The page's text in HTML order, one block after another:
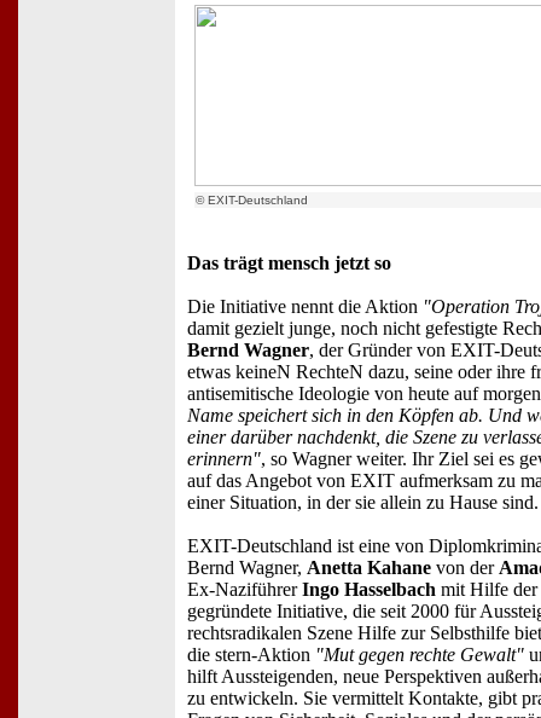
© EXIT-Deutschland
Das trägt mensch jetzt so
Die Initiative nennt die Aktion "Operation
damit gezielt junge, noch nicht gefestigte
Bernd Wagner, der Gründer von EXIT-
etwas keineN RechteN dazu, seine oder ihre
antisemitische Ideologie von heute auf
Name speichert sich in den Köpfen ab. Und
einer darüber nachdenkt, die Szene zu
erinnern", so Wagner weiter. Ihr Ziel sei es
auf das Angebot von EXIT aufmerksam zu
einer Situation, in der sie allein zu Hause sind.
EXIT-Deutschland ist eine von
Bernd Wagner, Anetta Kahane von der
Ex-NaziführerIngo Hasselbach mit Hilfe der
gegründete Initiative, die seit 2000 für
rechtsradikalen Szene Hilfe zur Selbsthilfe
die stern-Aktion "Mut gegen rechte Gewalt"
hilft Aussteigenden, neue Perspektiven
zu entwickeln. Sie vermittelt Kontakte, gibt